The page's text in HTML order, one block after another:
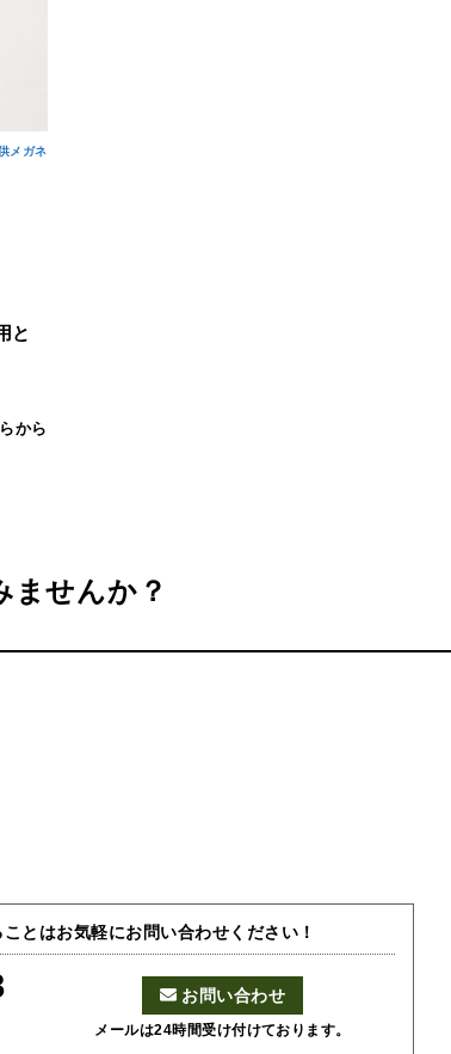
メガネ
と
から
ませんか？
とはお気軽にお問い合わせください！
お問い合わせ
メールは24時間受け付けております。